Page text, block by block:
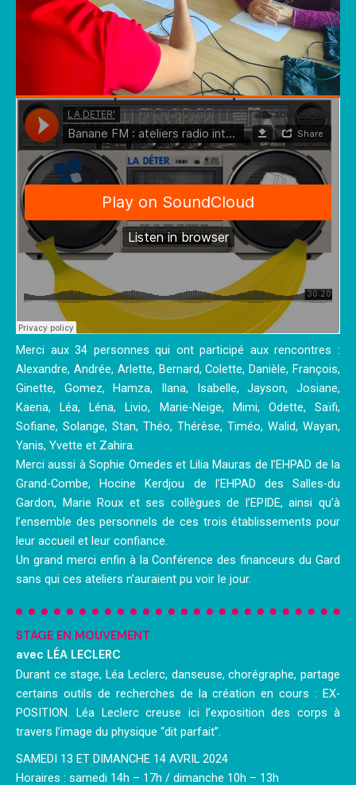
Merci aux 34 personnes qui ont participé aux rencontres :
Alexandre, Andrée, Arlette, Bernard, Colette, Danièle, François,
Ginette, Gomez, Hamza, Ilana, Isabelle, Jayson, Josiane,
Kaena, Léa, Léna, Livio, Marie-Neige, Mimi, Odette, Saïfi,
Sofiane, Solange, Stan, Théo, Thérèse, Timéo, Walid, Wayan,
Yanis, Yvette et Zahira.
Merci aussi à Sophie Omedes et Lilia Mauras de l’EHPAD de la
Grand-Combe, Hocine Kerdjou de l’EHPAD des Salles-du
Gardon, Marie Roux et ses collègues de l’EPIDE, ainsi qu’à
l’ensemble des personnels de ces trois établissements pour
leur accueil et leur confiance.
Un grand merci enfin à la Conférence des financeurs du Gard
sans qui ces ateliers n’auraient pu voir le jour.
STAGE EN MOUVEMENT
avec LÉA LECLERC
Durant ce stage, Léa Leclerc, danseuse, chorégraphe, partage
certains outils de recherches de la création en cours : EX-
POSITION. Léa Leclerc creuse ici l’exposition des corps à
travers l’image du physique “dit parfait”.
SAMEDI 13 ET DIMANCHE 14 AVRIL 2024
Horaires : samedi 14h – 17h / dimanche 10h – 13h